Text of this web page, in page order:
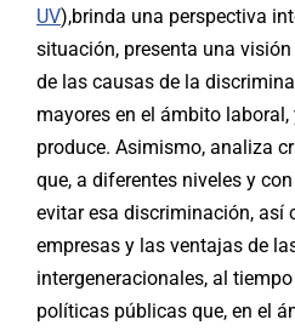
UV),brinda una perspectiva
situación, presenta una
de las causas de la
mayores en el ámbito
produce. Asimismo, analiza
que, a diferentes niveles y
evitar esa discriminación, así
empresas y las ventajas de
intergeneracionales, al
políticas públicas que, en el